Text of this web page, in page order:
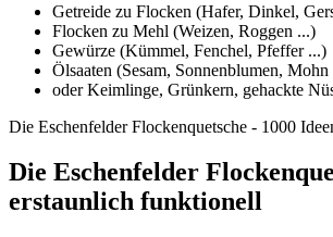
Getreide zu Flocken (Hafer, Dinkel,
Flocken zu Mehl (Weizen, Roggen ...)
Gewürze (Kümmel, Fenchel, Pfeffer ...)
Ölsaaten (Sesam, Sonnenblumen, Mohn
oder Keimlinge, Grünkern, gehackte
Die Eschenfelder Flockenquetsche - 1000
Die Eschenfelder
erstaunlich funktionell